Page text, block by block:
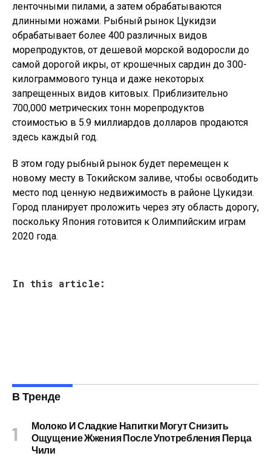
ленточными пилами, а затем обрабатываются
длинными ножами. Рыбный рынок Цукидзи
обрабатывает более 400 различных видов
морепродуктов, от дешевой морской водоросли до
самой дорогой икры, от крошечных сардин до 300-
килограммового тунца и даже некоторых
запрещенных видов китовых. Приблизительно
700,000 метрических тонн морепродуктов
стоимостью в 5.9 миллиардов долларов продаются
здесь каждый год.
В этом году рыбный рынок будет перемещен к
новому месту в Токийском заливе, чтобы освободить
место под ценную недвижимость в районе Цукидзи.
Город планирует проложить через эту область дорогу,
поскольку Япония готовится к Олимпийским играм
2020 года.
In this article:
В Тренде
Молоко И Сладкие Напитки Могут Снизить
Ощущение Жжения После Употребления Перца
Чили